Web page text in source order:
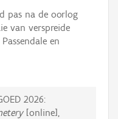
pas na de oorlog
van verspreide
en
2026:
[online],